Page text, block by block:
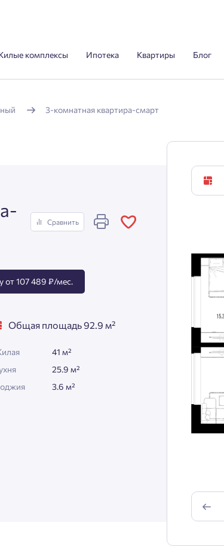
комплексы Ипотека Квартиры Блог
3-комнатная квартира-смарт
Сравнить
от 107 489 ₽/мес.
Общая площадь 92.9 м²
41 м²
25.9 м²
3.6 м²